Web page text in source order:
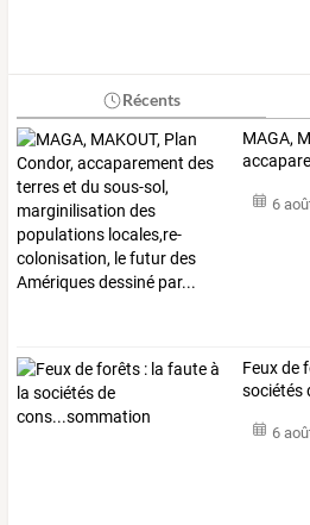
Récents
MAGA,
6
Feux de
sociétés
6